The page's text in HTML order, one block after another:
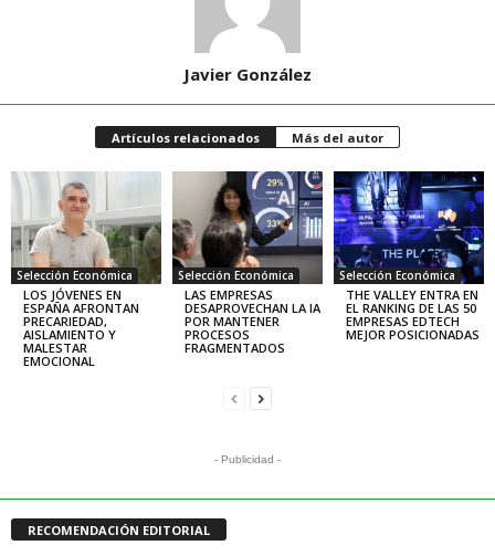
Javier González
Artículos relacionados Más del autor
Selección Económica
LOS JÓVENES EN
ESPAÑA AFRONTAN
PRECARIEDAD,
AISLAMIENTO Y
MALESTAR
EMOCIONAL
Selección Económica
LAS EMPRESAS
DESAPROVECHAN LA IA
POR MANTENER
PROCESOS
FRAGMENTADOS
Selección Económica
THE VALLEY ENTRA EN
EL RANKING DE LAS 50
EMPRESAS EDTECH
MEJOR POSICIONADAS
- Publicidad -
RECOMENDACIÓN EDITORIAL